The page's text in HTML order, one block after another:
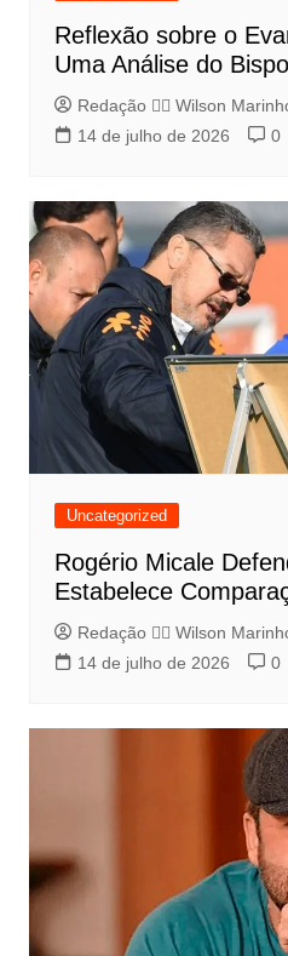
Reflexão sobre o
Uma Análise do
Redação 👨‍⚖️​ Wilson
14 de julho de 2026
0
Uncategorized
Rogério Micale
Estabelece
Redação 👨‍⚖️​ Wilson
14 de julho de 2026
0